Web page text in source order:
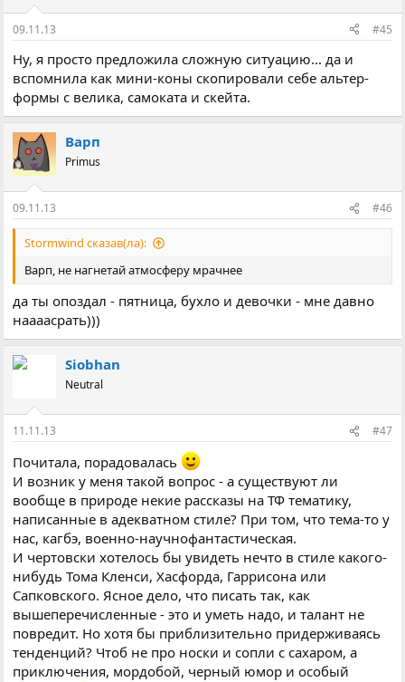
09.11.13 #45
Ну, я просто предложила сложную ситуацию... да и
вспомнила как мини-коны скопировали себе альтер-
формы с велика, самоката и скейта.
Варп
Primus
09.11.13 #46
Stormwind сказав(ла):
Варп, не нагнетай атмосферу мрачнее
да ты опоздал - пятница, бухло и девочки - мне давно
наааасрать)))
Siobhan
Neutral
11.11.13 #47
Почитала, порадовалась
И возник у меня такой вопрос - а существуют ли
вообще в природе некие рассказы на ТФ тематику,
написанные в адекватном стиле? При том, что тема-то у
нас, кагбэ, военно-научнофантастическая.
И чертовски хотелось бы увидеть нечто в стиле какого-
нибудь Тома Кленси, Хасфорда, Гаррисона или
Сапковского. Ясное дело, что писать так, как
вышеперечисленные - это и уметь надо, и талант не
повредит. Но хотя бы приблизительно придерживаясь
тенденций? Чтоб не про носки и сопли с сахаром, а
приключения, мордобой, черный юмор и особый